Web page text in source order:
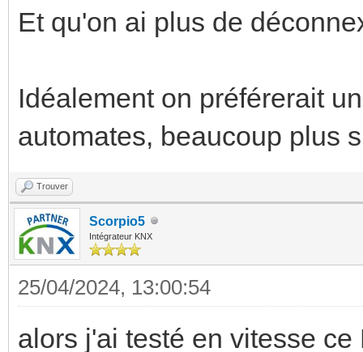
Et qu'on ai plus de
Idéalement on préférerait
automates, beaucoup plus
Trouver
Scorpio5
Intégrateur KNX
25/04/2024, 13:00:54
alors j'ai testé en vitesse ce